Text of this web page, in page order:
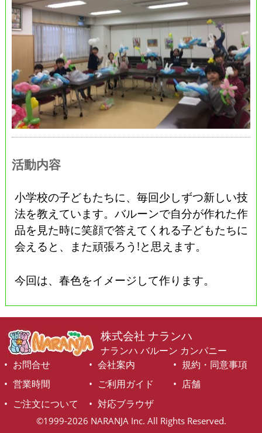
活動内容
小学校の子どもたちに、毎回少しずつ新しい技
法を教えています。バルーンで自分が作れた作
品を見た時に笑顔で答えてくれる子どもたちに
会えると、また頑張ろう!と思えます。
今回は、春色をイメージして作ります。
株式会社 ナランハ
ナランハ バルーン カンパニー
お問合せ
会社案内
規約・同意事項
営業時間
ご利用ガイド
店舗
ご注文について
対応ブラウザ
©1999-2026 NARANJA Inc. All Rights Reserved.